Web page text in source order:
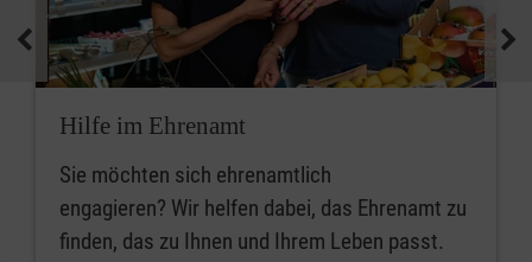
Hilfe im Ehrenamt
Sie möchten sich ehrenamtlich
engagieren? Wir helfen dabei, das Ehrenamt zu
finden, das zu Ihnen und Ihrem Leben passt.